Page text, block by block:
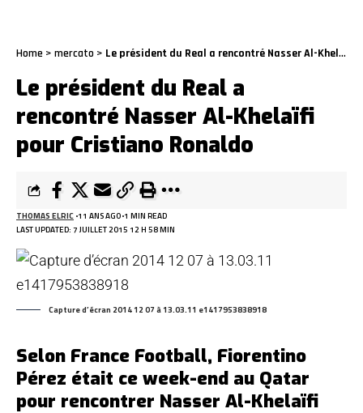
Home > mercato > Le président du Real a rencontré Nasser Al-Khelaïfi pour Cristiano Ronaldo
Le président du Real a
rencontré Nasser Al-Khelaïfi
pour Cristiano Ronaldo
LAST UPDATED: 7 JUILLET 2015 12 H 58 MIN
THOMAS ELRIC 11 ANS AGO 1 MIN READ
Capture d’écran 2014 12 07 à 13.03.11 e1417953838918
Selon France Football, Fiorentino
Pérez était ce week-end au Qatar
pour rencontrer Nasser Al-Khelaïfi